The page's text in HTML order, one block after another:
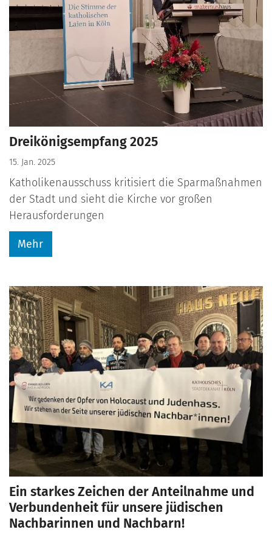
Dreikönigsempfang 2025
15. Jan. 2025
Katholikenausschuss kritisiert die Sparmaßnahmen
der Stadt und sieht die Kirche vor großen
Herausforderungen
Mehr
Ein starkes Zeichen der Anteilnahme und
Verbundenheit für unsere jüdischen
Nachbarinnen und Nachbarn!